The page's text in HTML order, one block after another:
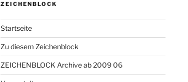
ZEICHENBLOCK
Startseite
Zu diesem Zeichenblock
ZEICHENBLOCK Archive ab 2009 06